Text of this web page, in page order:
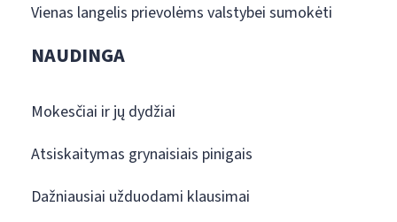
Vienas langelis prievolėms valstybei sumokėti
NAUDINGA
Mokesčiai ir jų dydžiai
Atsiskaitymas grynaisiais pinigais
Dažniausiai užduodami klausimai